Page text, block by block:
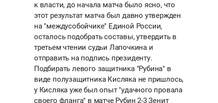
к власти, до начала матча было ясно, что
этот результат матча был давно утвержден
на "междусобойчике" Единой России,
осталось подобрать составы, утвердить в
третьем чтении судьи Лапочкина и
отправить на подпись президенту.
Подбирать левого защитника "Рубина" в
виде полузащитника Кисляка не пришлось,
у Кисляка уже был опыт "удачного провала
своего фланга" в матче Рубин 2-3 Зенит